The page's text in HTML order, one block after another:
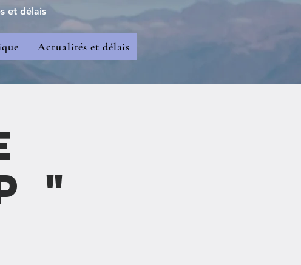
Actualités et délais
et délais
"